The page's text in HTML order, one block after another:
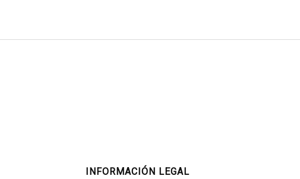
INFORMACIÓN LEGAL